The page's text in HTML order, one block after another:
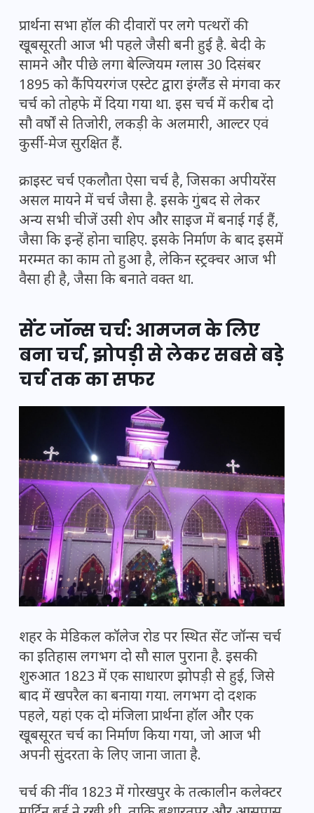
प्रार्थना सभा हॉल की दीवारों पर लगे पत्थरों की
खूबसूरती आज भी पहले जैसी बनी हुई है. बेदी के
सामने और पीछे लगा बेल्जियम ग्लास 30 दिसंबर
1895 को कैंपियरगंज एस्टेट द्वारा इंग्लैंड से मंगवा कर
चर्च को तोहफे में दिया गया था. इस चर्च में करीब दो
सौ वर्षों से तिजोरी, लकड़ी के अलमारी, आल्टर एवं
कुर्सी-मेज सुरक्षित हैं.
क्राइस्ट चर्च एकलौता ऐसा चर्च है, जिसका अपीयरेंस
असल मायने में चर्च जैसा है. इसके गुंबद से लेकर
अन्य सभी चीजें उसी शेप और साइज में बनाई गई हैं,
जैसा कि इन्हें होना चाहिए. इसके निर्माण के बाद इसमें
मरम्मत का काम तो हुआ है, लेकिन स्ट्रक्चर आज भी
वैसा ही है, जैसा कि बनाते वक्त था.
सेंट जॉन्स चर्च: आमजन के लिए
बना चर्च, झोपड़ी से लेकर सबसे बड़े
चर्च तक का सफर
शहर के मेडिकल कॉलेज रोड पर स्थित सेंट जॉन्स चर्च
का इतिहास लगभग दो सौ साल पुराना है. इसकी
शुरुआत 1823 में एक साधारण झोपड़ी से हुई, जिसे
बाद में खपरैल का बनाया गया. लगभग दो दशक
पहले, यहां एक दो मंजिला प्रार्थना हॉल और एक
खूबसूरत चर्च का निर्माण किया गया, जो आज भी
अपनी सुंदरता के लिए जाना जाता है.
चर्च की नींव 1823 में गोरखपुर के तत्कालीन कलेक्टर